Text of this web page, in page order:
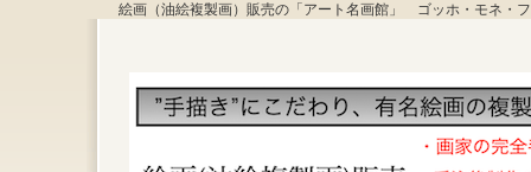
絵画（油絵複製画）販売の「アート名画館」 ゴッホ・モネ・